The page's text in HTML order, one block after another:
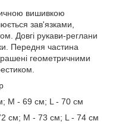
вишивкою
зав'язками,
Довгі рукави-реглани
Передня частина
геометричними
M - 69 см; L - 70 см
см; M - 73 см; L - 74 см